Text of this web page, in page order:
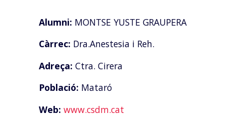
Alumni: MONTSE YUSTE GRAUPERA
Càrrec: Dra.Anestesia i Reh.
Adreça: Ctra. Cirera
Població: Mataró
Web: www.csdm.cat